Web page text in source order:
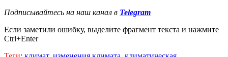
Подписывайтесь на наш канал в Telegram
Если заметили ошибку, выделите фрагмент текста и нажмите
Ctrl+Enter